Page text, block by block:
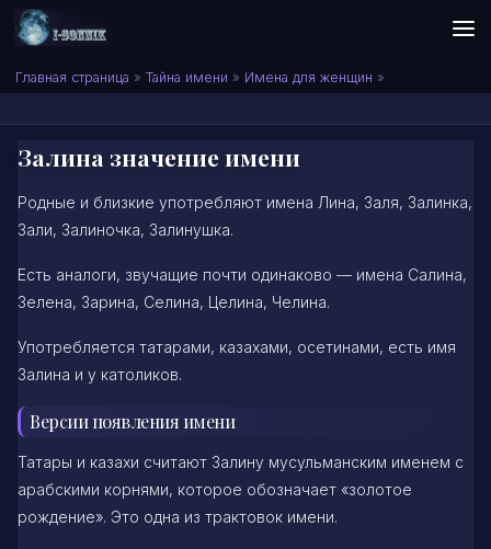
Skip to content
Сонник I-SONNIK.COM
Главная страница » Тайна имени » Имена для женщин »
Залина значение имени
Родные и близкие употребляют имена Лина, Заля, Залинка,
Зали, Залиночка, Залинушка.
Есть аналоги, звучащие почти одинаково — имена Салина,
Зелена, Зарина, Селина, Целина, Челина.
Употребляется татарами, казахами, осетинами, есть имя
Залина и у католиков.
Версии появления имени
Татары и казахи считают Залину мусульманским именем с
арабскими корнями, которое обозначает «золотое
рождение». Это одна из трактовок имени.